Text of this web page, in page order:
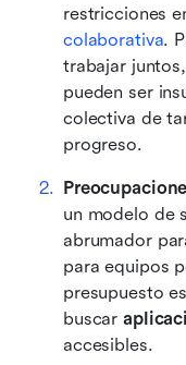
restricciones
colaborativa.
trabajar
pueden ser
colectiva de
progreso.
un modelo de
abrumador
para equipos
presupuesto
buscar
accesibles.